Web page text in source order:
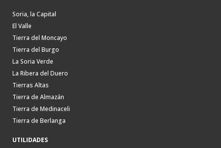
Soria, la Capital
El Valle
Tierra del Moncayo
Tierra del Burgo
La Soria Verde
La Ribera del Duero
Tierras Altas
Tierra de Almazán
Tierra de Medinaceli
Tierra de Berlanga
UTILIDADES